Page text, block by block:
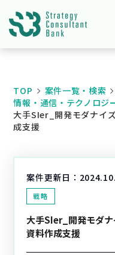
TOP 案件一覧・検索
情報・通信・テクノロジ
大手SIer_開発モダナイ
成支援
案件更新日：
戦略
大手SIer_開発モダ
資料作成支援